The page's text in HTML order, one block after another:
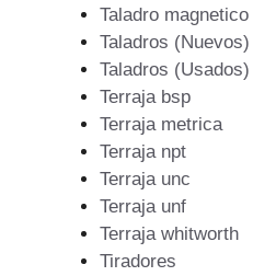
Taladro
Taladros (Nuevos)
Taladros (Usados)
Terraja bsp
Terraja metrica
Terraja npt
Terraja unc
Terraja unf
Terraja whitworth
Tiradores